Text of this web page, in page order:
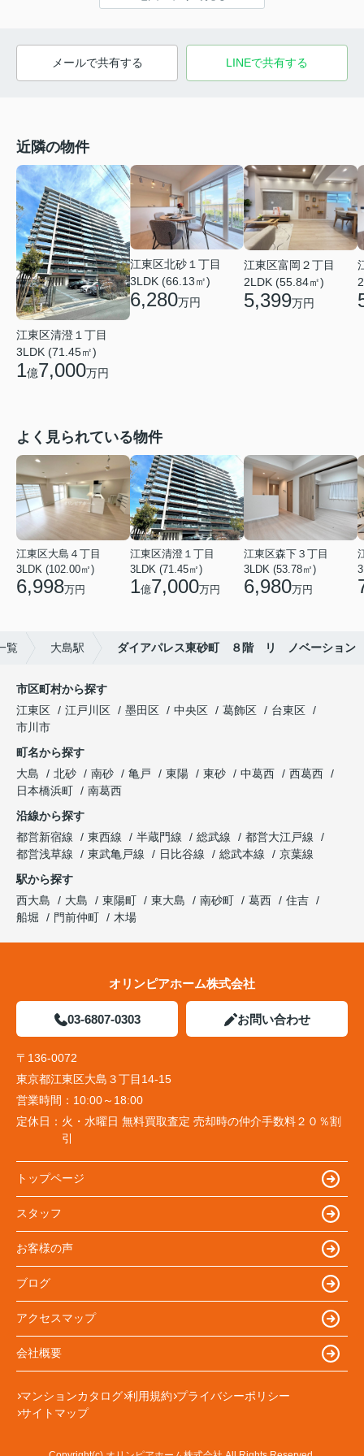
メールで共有する LINEで共有する
近隣の物件
江東区清澄１丁目
3LDK (71.45㎡)
1億7,000万円
江東区北砂１丁目
3LDK (66.13㎡)
6,280万円
江東区富岡２丁目
2LDK (55.84㎡)
5,399万円
よく見られている物件
江東区大島４丁目
3LDK (102.00㎡)
6,998万円
江東区清澄１丁目
3LDK (71.45㎡)
1億7,000万円
江東区森下３丁目
3LDK (53.78㎡)
6,980万円
覧 大島駅 ダイアパレス東砂町 ８階 リ ノベーション
市区町村から探す
江東区
江戸川区 墨田区 中央区 葛飾区
台東区
市川市
町名から探す
大島
北砂 南砂 亀戸 東陽 東砂 中葛西
西葛西
日本橋浜町
南葛西
沿線から探す
都営新宿線
東西線 半蔵門線 総武線
都営大江戸線
都営浅草線
東武亀戸線 日比谷線 総武本線
京葉線
駅から探す
西大島
大島 東陽町 東大島 南砂町 葛西
住吉
船堀
門前仲町 木場
オリンピアホーム株式会社
03-6807-0303 お問い合わせ
〒136-0072
東京都江東区大島３丁目14-15
営業時間： 10:00～18:00
定休日： 火・水曜日 無料買取査定 売却時の仲介手数料２０％割
引
トップページ
スタッフ
お客様の声
ブログ
アクセスマップ
会社概要
マンションカタログ 利用規約 プライバシーポリシー
サイトマップ